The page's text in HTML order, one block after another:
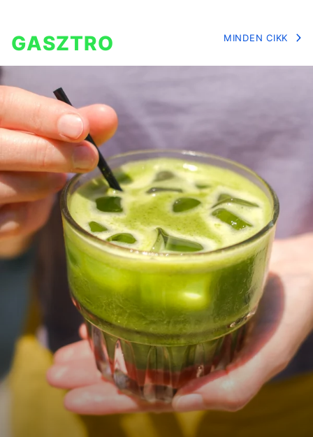
GASZTRO MINDEN CIKK